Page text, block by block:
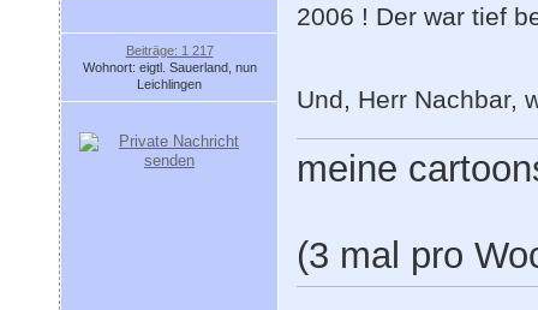
Beiträge: 1 217
Wohnort: eigtl. Sauerland, nun
Leichlingen
2006 ! Der war tief
Und, Herr Nachbar,
meine
(3 mal pro